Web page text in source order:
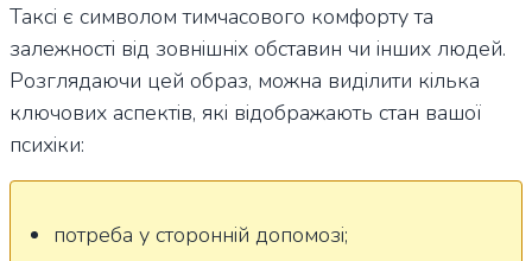
Таксі є символом тимчасового комфорту та
залежності від зовнішніх обставин чи інших людей.
Розглядаючи цей образ, можна виділити кілька
ключових аспектів, які відображають стан вашої
психіки:
потреба у сторонній допомозі;